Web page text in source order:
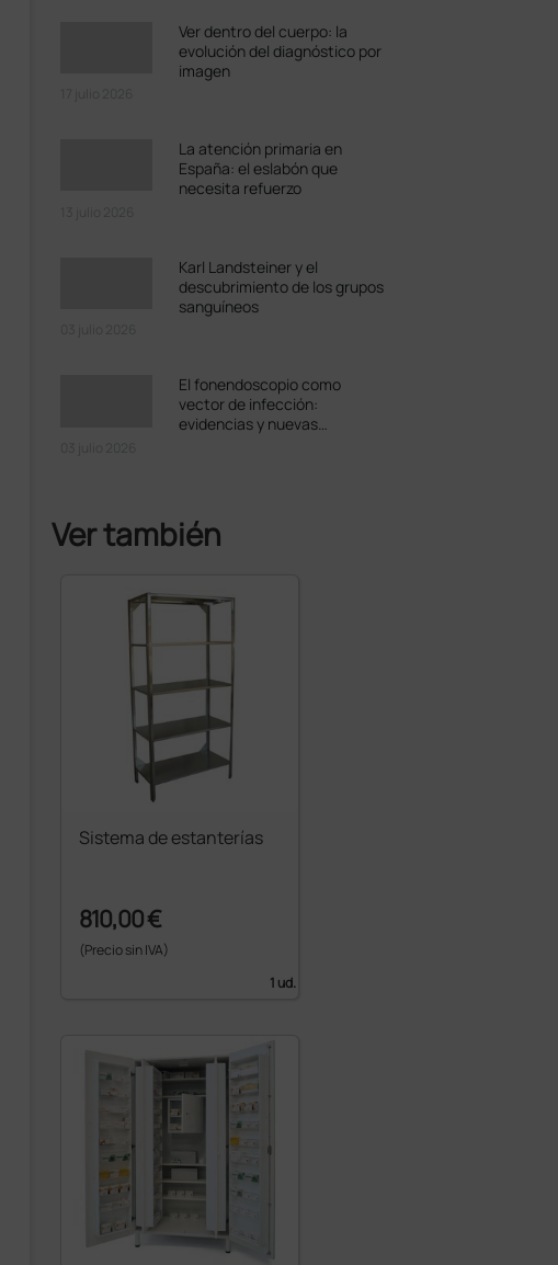
Ver dentro del cuerpo: la
evolución del diagnóstico por
imagen
La atención primaria en
España: el eslabón que
necesita refuerzo
Karl Landsteiner y el
descubrimiento de los grupos
sanguíneos
El fonendoscopio como
vector de infección:
evidencias y nuevas
Ver también
Sistema de estanterías
810,00 €
(Precio sin IVA)
1 ud.